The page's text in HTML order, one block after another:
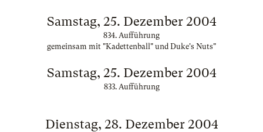
Samstag, 25. Dezember 2004
834. Aufführung
gemeinsam mit "Kadettenball" und Duke's Nuts"
Samstag, 25. Dezember 2004
833. Aufführung
Dienstag, 28. Dezember 2004